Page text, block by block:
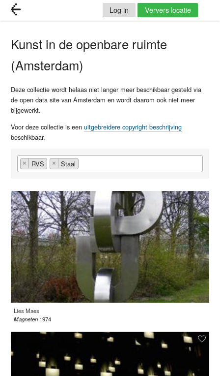
Log in Ververs locatie
Kunst in de openbare ruimte
(Amsterdam)
Deze collectie wordt helaas niet langer meer beschikbaar gesteld via
de open data site van Amsterdam en wordt daarom ook niet meer
bijgewerkt.
Voor deze collectie is eenuitgebreidere copyright beschrijving
beschikbaar.
× RVS × Staal
Lies Maes
Magneten 1974